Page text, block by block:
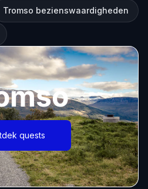
Tromso bezienswaardigheden
quests